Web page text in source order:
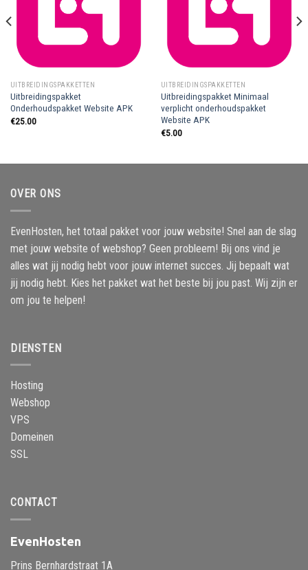
UITBREIDINGSPAKKETTEN
Uitbreidingspakket
Onderhoudspakket Website APK
€25.00
UITBREIDINGSPAKKETTEN
Uitbreidingspakket Minimaal
verplicht onderhoudspakket
Website APK
€5.00
OVER ONS
EvenHosten, het totaal pakket voor jouw website! Snel aan de slag
met jouw website of webshop? Geen probleem! Bij ons vind je
alles wat jij nodig hebt voor jouw internet succes. Jij bepaalt wat
jij nodig hebt. Kies het pakket wat het beste bij jou past. Wij zijn er
om jou te helpen!
DIENSTEN
Hosting
Webshop
VPS
Domeinen
SSL
CONTACT
EvenHosten
Prins Bernhardstraat 1A